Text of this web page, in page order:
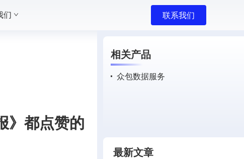
们 联系我们
》都点赞的
相关产品
众包数据服务
最新文章